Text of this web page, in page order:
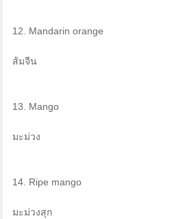
12. Mandarin orange
ส้มจีน
13. Mango
มะม่วง
14. Ripe mango
มะม่วงสุก